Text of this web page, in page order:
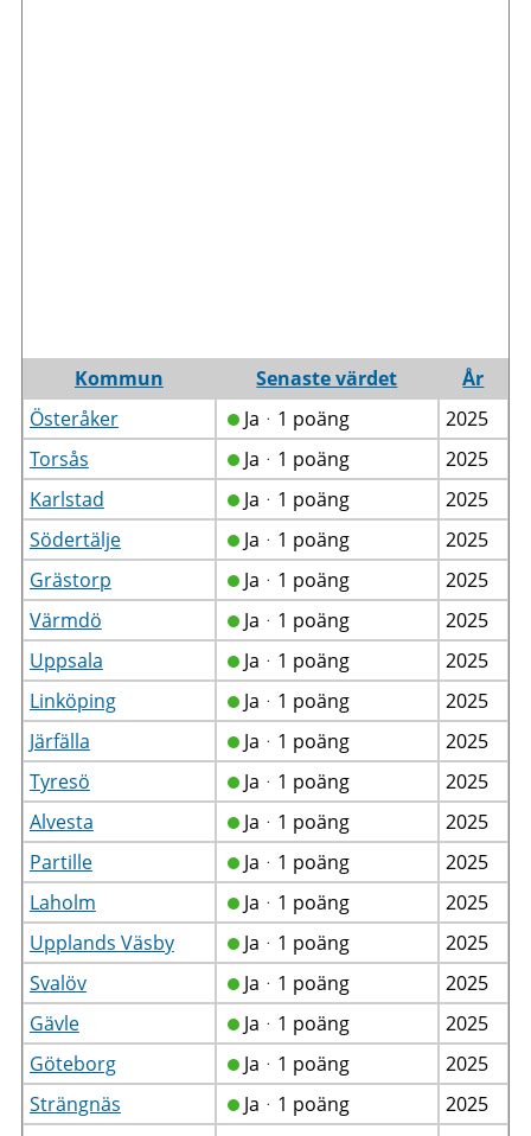
Kommun Senaste värdet
År
Österåker
Jaᆞ1 poäng
2025
Torsås
Jaᆞ1 poäng
2025
Karlstad
Jaᆞ1 poäng
2025
Södertälje
Jaᆞ1 poäng
2025
Grästorp
Jaᆞ1 poäng
2025
Värmdö
Jaᆞ1 poäng
2025
Uppsala
Jaᆞ1 poäng
2025
Linköping
Jaᆞ1 poäng
2025
Järfälla
Jaᆞ1 poäng
2025
Tyresö
Jaᆞ1 poäng
2025
Alvesta
Jaᆞ1 poäng
2025
Partille
Jaᆞ1 poäng
2025
Laholm
Jaᆞ1 poäng
2025
Upplands Väsby
Jaᆞ1 poäng
2025
Svalöv
Jaᆞ1 poäng
2025
Gävle
Jaᆞ1 poäng
2025
Göteborg
Jaᆞ1 poäng
2025
Strängnäs
Jaᆞ1 poäng
2025